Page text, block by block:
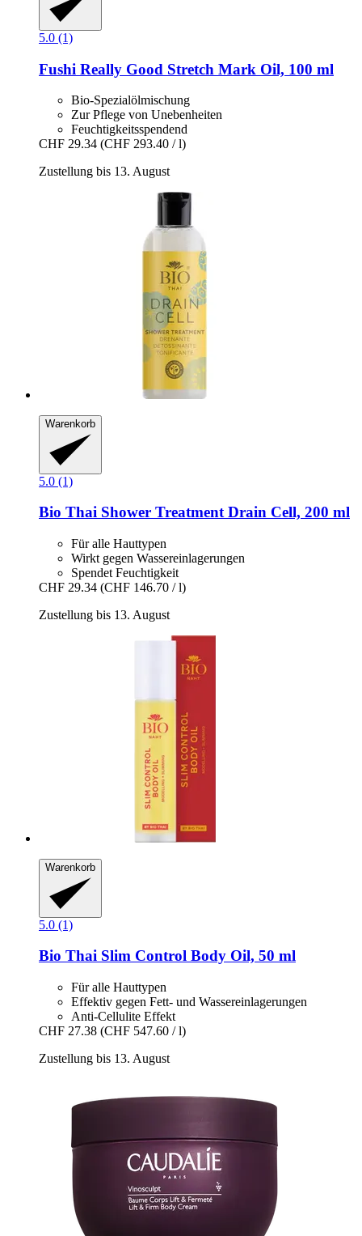
5.0 (1)
Fushi Really Good Stretch Mark Oil, 100 ml
Bio-Spezialölmischung
Zur Pflege von Unebenheiten
Feuchtigkeitsspendend
CHF 29.34 (CHF 293.40 / l)
Zustellung bis 13. August
Warenkorb
5.0 (1)
Bio Thai Shower Treatment Drain Cell, 200 ml
Für alle Hauttypen
Wirkt gegen Wassereinlagerungen
Spendet Feuchtigkeit
CHF 29.34 (CHF 146.70 / l)
Zustellung bis 13. August
Warenkorb
5.0 (1)
Bio Thai Slim Control Body Oil, 50 ml
Für alle Hauttypen
Effektiv gegen Fett- und Wassereinlagerungen
Anti-Cellulite Effekt
CHF 27.38 (CHF 547.60 / l)
Zustellung bis 13. August